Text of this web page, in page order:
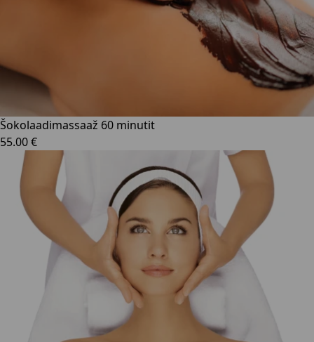
Šokolaadimassaaž 60 minutit
55.00 €